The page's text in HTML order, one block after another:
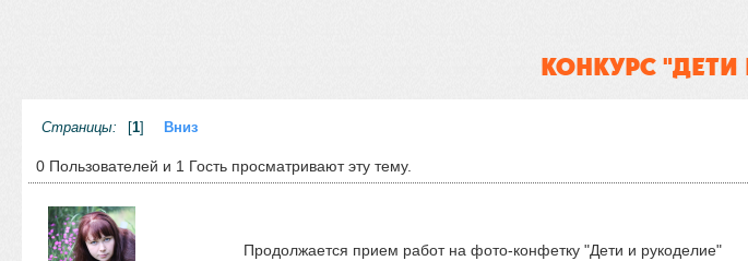
КОНКУРС "ДЕТИ
Страницы: 1 Вниз
0 Пользователей и 1 Гость просматривают эту тему.
Продолжается прием работ на фото-конфетку "Дети и рукоделие"